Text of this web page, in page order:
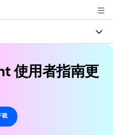
使用者指南更
载